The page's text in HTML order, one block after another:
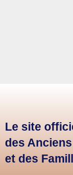
Le site
des
et des